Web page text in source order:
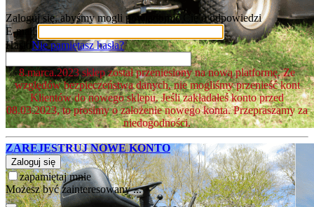
Zaloguj się, abyśmy mogli powiadomić Cię o odpowiedzi
E-mail
Hasło Nie pamiętasz hasła?
8.marca.2023 sklep został przeniesiony na nową platformę. Ze
względów bezpieczeństwa danych, nie mogliśmy przenieść kont
Klientów do nowego sklepu. Jeśli zakładałeś konto przed
08.03.2023, to prosimy o założenie nowego konta. Przepraszamy za
niedogodności.
ZAREJESTRUJ NOWE KONTO
Zaloguj się
zapamiętaj mnie
Możesz być zainteresowany ...